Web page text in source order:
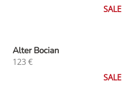
SALE
Alter Bocian
123 €
SALE